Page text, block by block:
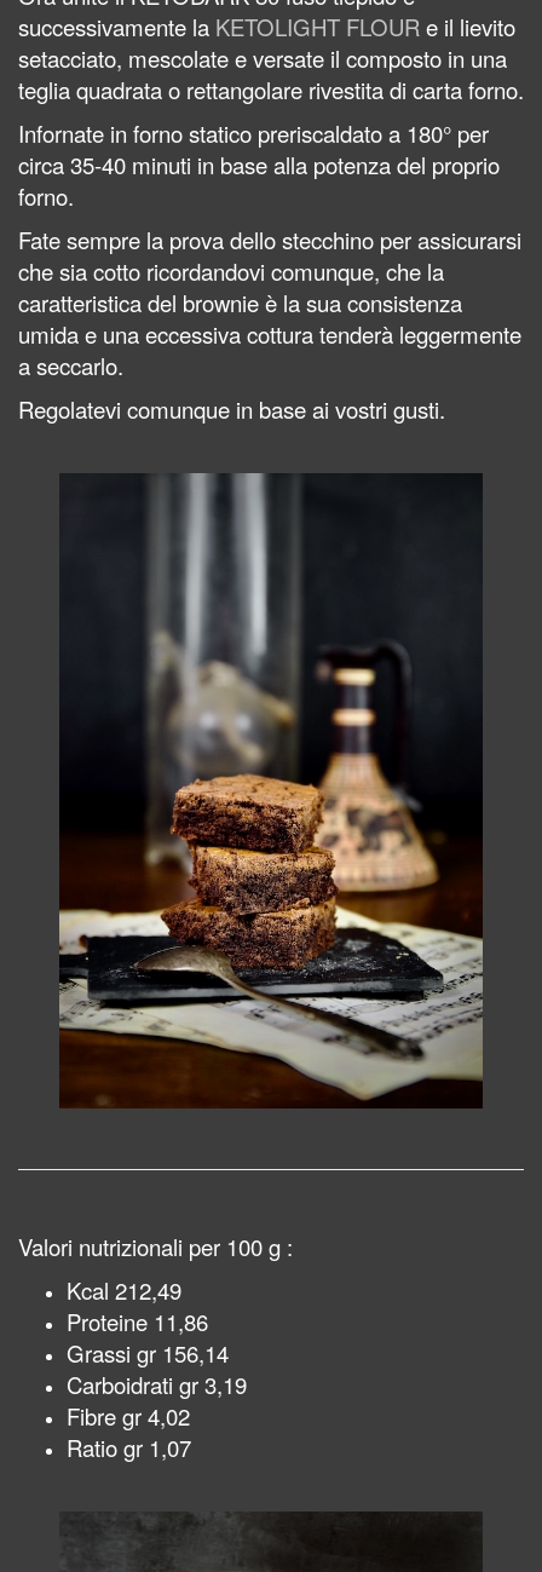
successivamente la KETOLIGHT FLOUR e il lievito
setacciato, mescolate e versate il composto in una
teglia quadrata o rettangolare rivestita di carta forno.
Infornate in forno statico preriscaldato a 180° per
circa 35-40 minuti in base alla potenza del proprio
forno.
Fate sempre la prova dello stecchino per assicurarsi
che sia cotto ricordandovi comunque, che la
caratteristica del brownie è la sua consistenza
umida e una eccessiva cottura tenderà leggermente
a seccarlo.
Regolatevi comunque in base ai vostri gusti.
Valori nutrizionali per 100 g :
Kcal 212,49
Proteine 11,86
Grassi gr 156,14
Carboidrati gr 3,19
Fibre gr 4,02
Ratio gr 1,07